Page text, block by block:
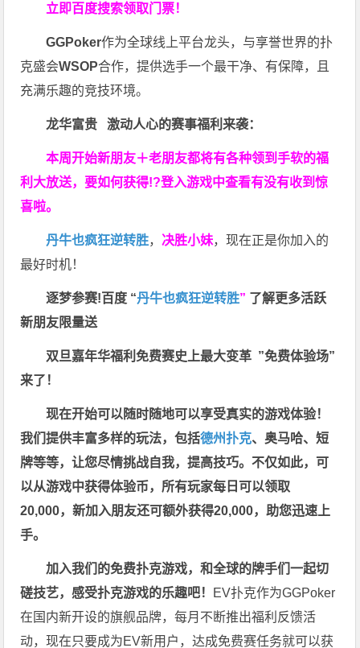
立即百度搜索领取门票！
GGPoker作为全球线上平台龙头，与享誉世界的扑
克盛会WSOP合作，提供选手一个最干净、有保障，且
充满乐趣的竞技环境。
龙华富贵 激动人心的赛事福利来袭：
本周开始新朋友＋老朋友都将有各种领到手软的福
利大放送，要如何获得!?登入游戏中查看有没有收到惊
喜啦。
丹牛也疯狂逆转胜， 决胜小妹，现在正是你加入的
最好时机！
逐梦参赛!百度 “丹牛也疯狂逆转胜” 了解更多活跃
新朋友限量送
双旦嘉年华福利免费赛史上最大变革 ”免费体验场”
来了！
现在开始可以随时随地可以享受真实的游戏体验！
我们提供丰富多样的玩法，包括德州扑克、奥马哈、短
牌等等，让您尽情挑战自我，提高技巧。不仅如此， 可
以从游戏中获得体验币，所有玩家每日可以领取
20,000，新加入朋友还可额外获得20,000，助您迅速上
手。
加入我们的免费扑克游戏，和全球的牌手们一起切
磋技艺，感受扑克游戏的乐趣吧！ EV扑克作为GGPoker
在国内新开设的旗舰品牌，每月不断推出福利反馈活
动，现在只要成为EV新用户，达成免费赛任务就可以获